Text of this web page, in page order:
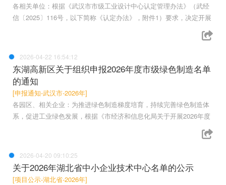
各相关单位：根据《武汉市市级工业设计中心认定管理办法》（武经
信〔2025〕116号，以下简称《认定办法》，附件1）要求，决定开展
2026-04-22 16:54:12
东湖高新区关于组织申报2026年度市级绿色制造名单
的通知
[申报通知-武汉市-2026年]
各园区、相关企业：为推进绿色制造梯度培育，持续完善绿色制造体
系，促进工业绿色发展，根据《市经济和信息化局关于开展2026年度
2026-04-20 09:10:25
关于2026年湖北省中小企业技术中心名单的公示
[项目公示-湖北省-2026年]